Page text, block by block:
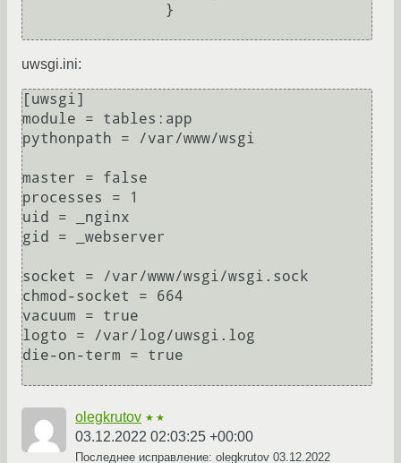
uwsgi.ini:
[uwsgi]
module = tables:app
pythonpath = /var/www/wsgi
master = false
processes = 1
uid = _nginx
gid = _webserver
socket = /var/www/wsgi/wsgi.sock
chmod-socket = 664
vacuum = true
logto = /var/log/uwsgi.log
die-on-term = true
olegkrutov ★★
03.12.2022 02:03:25 +00:00
Последнее исправление: olegkrutov 03.12.2022